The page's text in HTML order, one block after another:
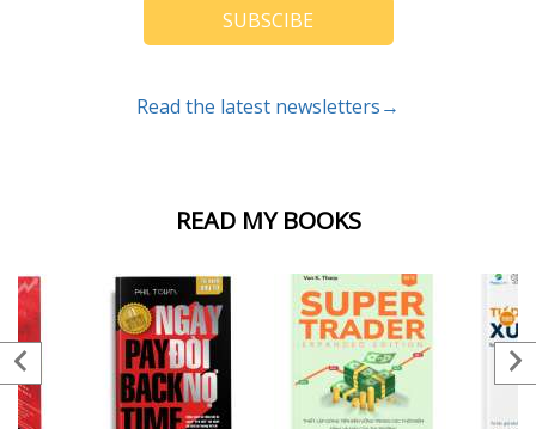
READ MY BOOKS
SUBSCIBE
Read the latest newsletters→